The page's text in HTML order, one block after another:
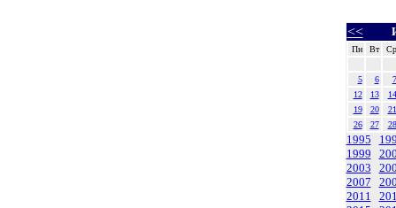
<<
Пн Вт Ср
5 6
7
12
13
14
19
20
21
26
27 28
1995
1999
2003
2007
2011